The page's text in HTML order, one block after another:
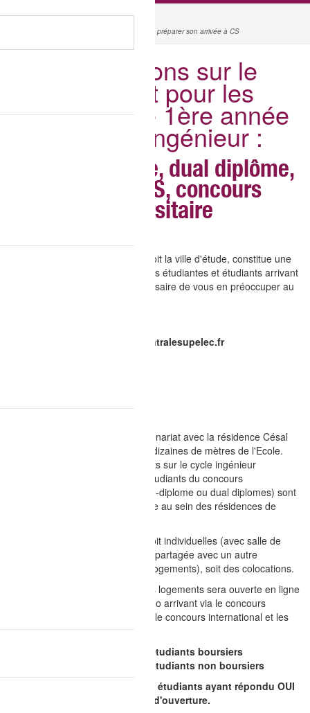
MYRENTRÉE
l'accès aux informations pour bien préparer son arrivée à CS
Informations sur le
logement pour les
étudiants de 1ère année
du cycle Ingénieur :
double diplôme, dual diplôme,
concours CS, concours
universitaire
Le logement étudiant, quelque soit la ville d'étude, constitue une
problématique récurrente pour les étudiantes et étudiants arrivant
sur un campus. Il est donc nécessaire de vous en préoccuper au
Contact école : logement@centralesupelec.fr
CentraleSupélec a noué un partenariat avec la résidence Césal
(www.cesal.fr), situé à quelques dizaines de mètres de l'Ecole.
Ainsi, les étudiants primo arrivants sur le cycle ingénieur
(étudiants du concours CPGE, étudiants du concours
universitaire, étudiants en double-diplome ou dual diplomes) sont
prioritaires pour obtenir une place au sein des résidences de
Les chambres proposées sont soit individuelles (avec salle de
bain individuelle ou salle de bain partagée avec un autre
locataire, selon la typologie des logements), soit des colocations.
La plateforme de réservation des logements sera ouverte en ligne
par Césal pour les étudiants primo arrivant via le concours
universitaire, le concours CPGE, le concours international et les
Le 5 août à 12h pour les étudiants boursiers
Le 5 août à 19h pour les étudiants non boursiers
Un mail sera envoyé à tous les étudiants ayant répondu OUI
DEF pour leur préciser la date d'ouverture.